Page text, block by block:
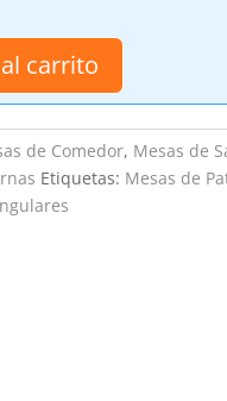
carrito
de Comedor, Mesas de
Etiquetas: Mesas de